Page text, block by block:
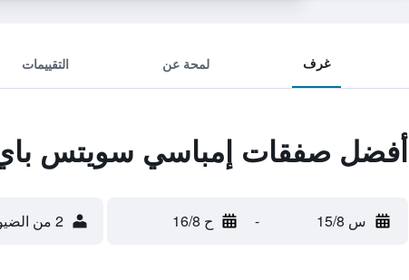
غرف لمحة عن التقييمات
أفضل صفقات إمباسي سويتس باي
س 15/8 - ح 16/8 2 من الضيوف، غرفة واحدة